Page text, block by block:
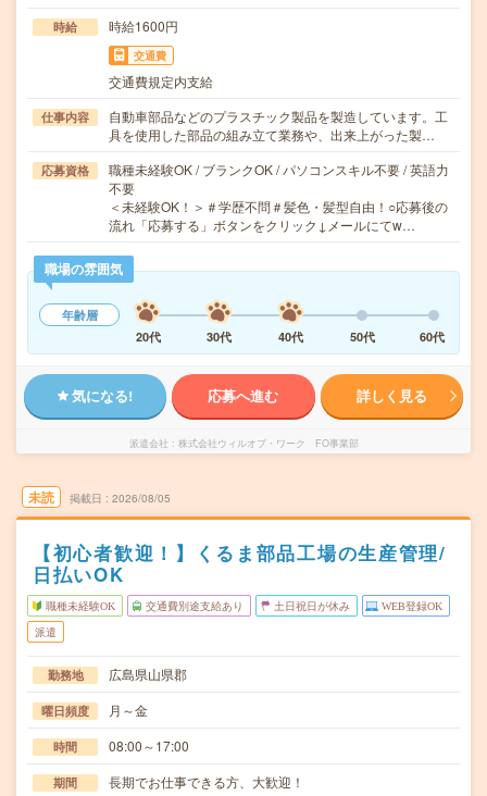
時給 時給1600円
交通費
交通費規定内支給
仕事内容
自動車部品などのプラスチック製品を製造しています。工
具を使用した部品の組み立て業務や、出来上がった製…
応募資格
職種未経験OK / ブランクOK / パソコンスキル不要 / 英語力
不要
＜未経験OK！＞＃学歴不問＃髪色・髪型自由！○応募後の
流れ「応募する」ボタンをクリック↓メールにてw…
職場の雰囲気
年齢層
20代
30代 40代 50代 60代
気になる! 応募へ進む 詳しく見る
派遣会社 株式会社ウィルオブ・ワーク FO事業部
未読 掲載日 2026/08/05
【初心者歓迎！】くるま部品工場の生産管理/
日払いOK
職種未経験OK 交通費別途支給あり 土日祝日が休み WEB登録OK
派遣
勤務地 広島県山県郡
曜日頻度 月～金
時間 08:00～17:00
期間 長期でお仕事できる方、大歓迎！